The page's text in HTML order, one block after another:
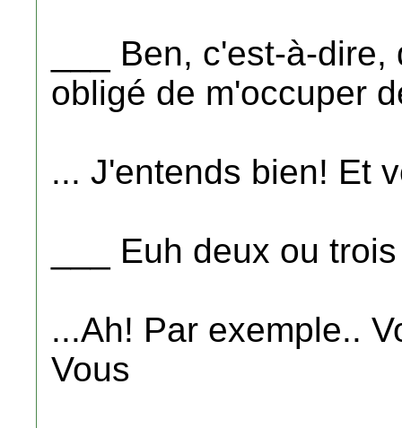
___ Ben, c'est-à-
obligé de m'occuper
... J'entends bien! Et
___ Euh deux ou
...Ah! Par exemple..
Vous